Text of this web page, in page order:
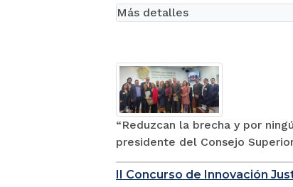
“Reduzcan la brecha y por
presidente del Consejo
Más detalles
II Concurso de Innovación